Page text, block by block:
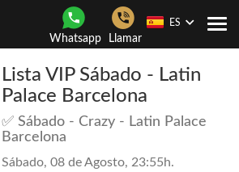
Whatsapp Llamar
ES
Lista VIP Sábado - Latin
Palace Barcelona
✅ Sábado - Crazy - Latin Palace
Barcelona
Sábado, 08 de Agosto, 23:55h.